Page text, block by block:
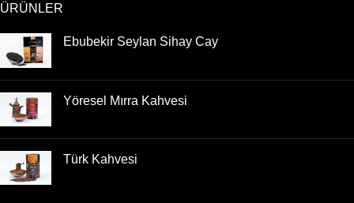
ÜRÜNLER
Ebubekir Seylan Sihay Cay
Yöresel Mırra Kahvesi
Türk Kahvesi